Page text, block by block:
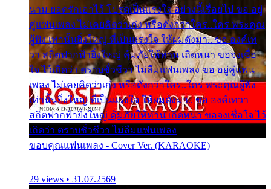
นาม ยอดรักเอาไว้ โปรดเป็นแรงใจ อย่างนี้เรื่อยไป ขอ อยู่
คู่แฟนเพลง ไม่เคยคิดว่าเก่ง หรือดังกว่าใคร..ใคร พระคุณ
ผู้ฟัง เท่านั้นยิ่งใหญ่ ที่เป็นแรงใจ ให้ผมดังมา.. ขอ องค์เท
วา สถิตฟากฟ้ายิ่งใหญ่ คุ้มภัยให้ท่าน เถิดหนา ขอจงเชื่อ
ใจ ไว้เถิดว่า ตราบชั่วชีวา ไม่ลืมแฟนเพลง ขอ อยู่คู่แฟน
เพลง ไม่เคยคิดว่าเก่ง หรือดังกว่าใคร..ใคร พระคุณผู้ฟัง
เท่านั้นยิ่งใหญ่ ที่เป็นแรงใจ ให้ผมดังมา.. ขอ องค์เทวา
สถิตฟากฟ้ายิ่งใหญ่ คุ้มภัยให้ท่าน เถิดหนา ขอจงเชื่อใจ ไว้
เถิดว่า ตราบชั่วชีวา ไม่ลืมแฟนเพลง
ขอบคุณแฟนเพลง - Cover Ver. (KARAOKE)
29 views • 31.07.2569